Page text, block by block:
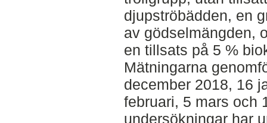
djupströbädden, en
av gödselmängden,
en tillsats på 5 %
Mätningarna
december 2018, 16
februari, 5 mars och
undersökningar har